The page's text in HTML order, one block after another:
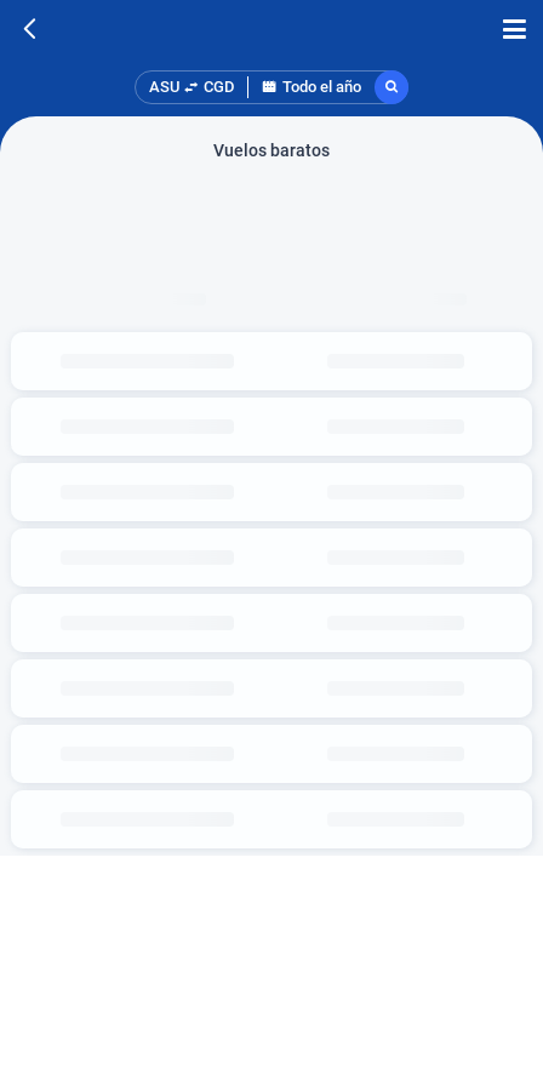
ASU CGD Todo el año
Vuelos baratos